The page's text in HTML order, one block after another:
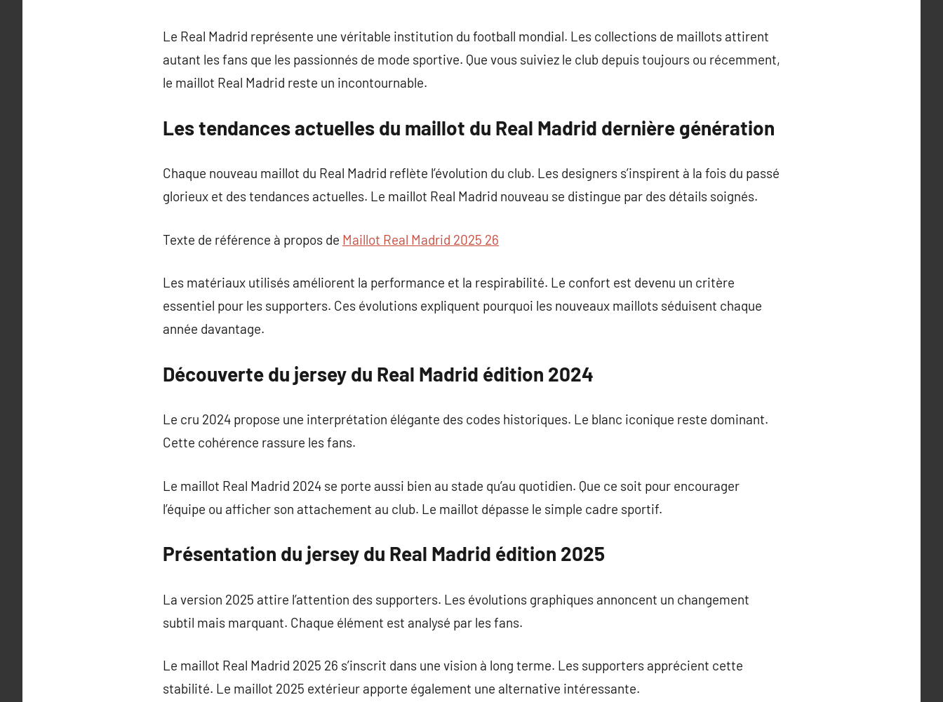
Le Real Madrid représente une véritable institution du football mondial. Les collections de maillots attirent
autant les fans que les passionnés de mode sportive. Que vous suiviez le club depuis toujours ou récemment,
le maillot Real Madrid reste un incontournable.
Les tendances actuelles du maillot du Real Madrid dernière génération
Chaque nouveau maillot du Real Madrid reflète l’évolution du club. Les designers s’inspirent à la fois du passé
glorieux et des tendances actuelles. Le maillot Real Madrid nouveau se distingue par des détails soignés.
Texte de référence à propos de Maillot Real Madrid 2025 26
Les matériaux utilisés améliorent la performance et la respirabilité. Le confort est devenu un critère
essentiel pour les supporters. Ces évolutions expliquent pourquoi les nouveaux maillots séduisent chaque
année davantage.
Découverte du jersey du Real Madrid édition 2024
Le cru 2024 propose une interprétation élégante des codes historiques. Le blanc iconique reste dominant.
Cette cohérence rassure les fans.
Le maillot Real Madrid 2024 se porte aussi bien au stade qu’au quotidien. Que ce soit pour encourager
l’équipe ou afficher son attachement au club. Le maillot dépasse le simple cadre sportif.
Présentation du jersey du Real Madrid édition 2025
La version 2025 attire l’attention des supporters. Les évolutions graphiques annoncent un changement
subtil mais marquant. Chaque élément est analysé par les fans.
Le maillot Real Madrid 2025 26 s’inscrit dans une vision à long terme. Les supporters apprécient cette
stabilité. Le maillot 2025 extérieur apporte également une alternative intéressante.